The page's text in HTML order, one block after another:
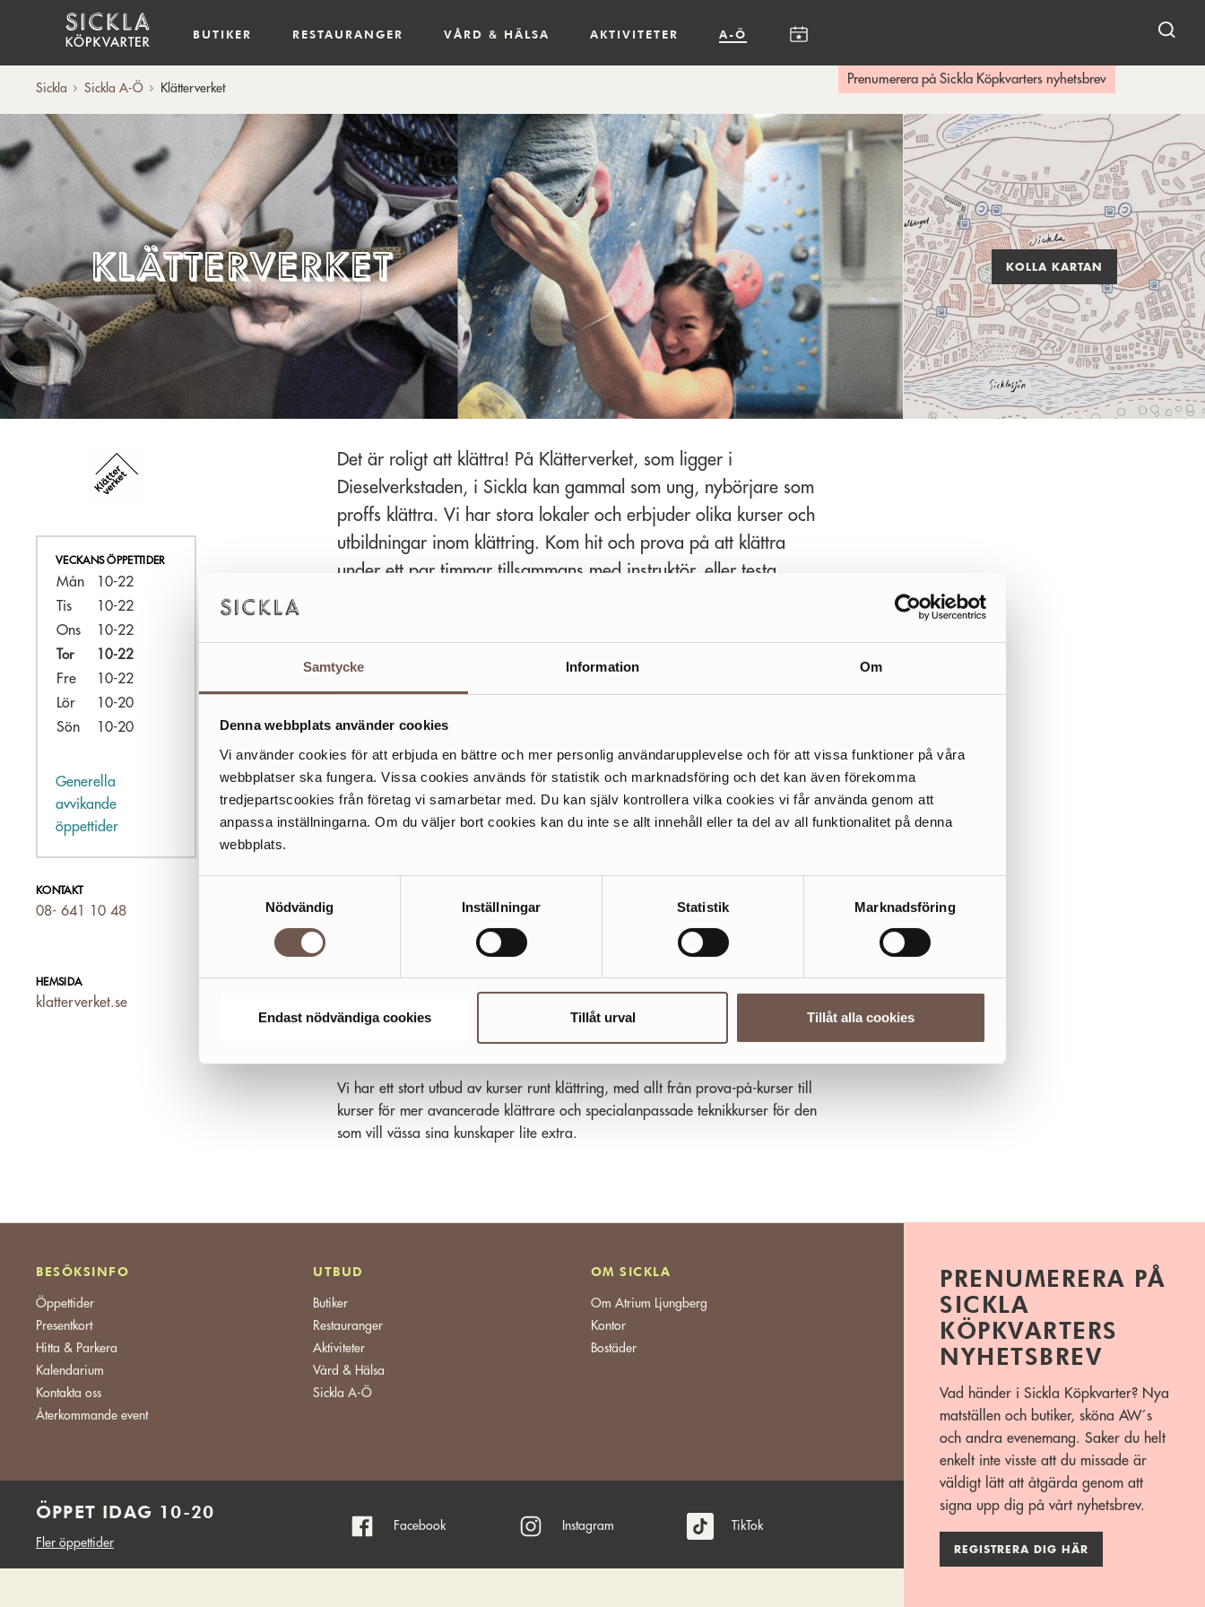
Samtycke Information Om
Denna webbplats använder cookies
Vi använder cookies för att erbjuda en bättre och mer personlig användarupplevelse och för att vissa funktioner på våra
webbplatser ska fungera. Vissa cookies används för statistik och marknadsföring och det kan även förekomma
tredjepartscookies från företag vi samarbetar med. Du kan själv kontrollera vilka cookies vi får använda genom att
anpassa inställningarna. Om du väljer bort cookies kan du inte se allt innehåll eller ta del av all funktionalitet på denna
webbplats.
Nödvändig
Inställningar Statistik Marknadsföring
Endast nödvändiga cookies Tillåt urval Tillåt alla cookies
BUTIKER RESTAURANGER VÅRD & HÄLSA AKTIVITETER A-Ö
Prenumerera på Sickla Köpkvarters nyhetsbrev
Sickla Sickla A-Ö Klätterverket
Klätterverket KOLLA KARTAN
VECKANS ÖPPETTIDER
Mån
10-22
Tis
10-22
Ons
10-22
Tor 10-22
Fre
10-22
Lör
10-20
Sön
10-20
Generella
avvikande
öppettider
KONTAKT
08- 641 10 48
HEMSIDA
klatterverket.se
Det är roligt att klättra! På Klätterverket, som ligger i
Dieselverkstaden, i Sickla kan gammal som ung, nybörjare som
proffs klättra. Vi har stora lokaler och erbjuder olika kurser och
utbildningar inom klättring. Kom hit och prova på att klättra
under ett par timmar tillsammans med instruktör, eller testa
För barnkalas erbjuder vi på Klätterverket i Sickla en timmes klättring för
Ett liknande koncept som för barnkalasen kan vi även erbjuda för till exempel
möhippor och svensexor, eller andra grupper. Kika in på vår hemsida för mer
information om möhippor, svensexor, barnkalas eller andra event som ni kan
KLÄTTERVERKET I SICKLA
Klätterverket ligger mitt i Sickla och är lätt att nå med både bil och offentliga
kommunikationer. Här erbjuds både nyfikna amatörer och säkra fantaster en
ledväggar och mycket bouldering. Du byter om i stora och bekväma
Vi har ett stort utbud av kurser runt klättring, med allt från prova-på-kurser till
kurser för mer avancerade klättrare och specialanpassade teknikkurser för den
som vill vässa sina kunskaper lite extra.
BESÖKSINFO
Öppettider
Presentkort
Hitta & Parkera
Kalendarium
Kontakta oss
Återkommande event
UTBUD
Butiker
Restauranger
Aktiviteter
Vård & Hälsa
Sickla A-Ö
OM SICKLA
Om Atrium Ljungberg
Kontor
Bostäder
ÖPPET IDAG 10-20
Fler öppettider
Facebook Instagram TikTok
PRENUMERERA PÅ
SICKLA
KÖPKVARTERS
NYHETSBREV
Vad händer i Sickla Köpkvarter? Nya
matställen och butiker, sköna AW´s
och andra evenemang. Saker du helt
enkelt inte visste att du missade är
väldigt lätt att åtgärda genom att
signa upp dig på vårt nyhetsbrev.
REGISTRERA DIG HÄR